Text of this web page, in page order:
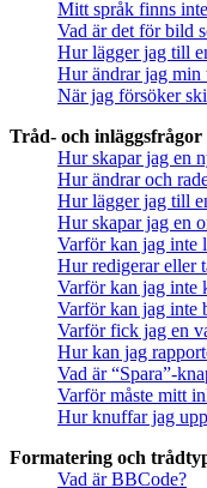
Mitt språk finns
Vad är det för bild
Hur lägger jag till
Hur ändrar jag min
När jag försöker
Tråd- och inläggsfrågor
Hur skapar jag en
Hur ändrar och
Hur lägger jag till
Hur skapar jag en
Varför kan jag inte
Hur redigerar eller
Varför kan jag inte
Varför kan jag inte
Varför fick jag en
Hur kan jag
Vad är “Spara”-
Varför måste mitt
Hur knuffar jag
Formatering och
Vad är BBCode?